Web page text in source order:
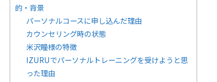
的・背景
パーソナルコースに申し込んだ理由
カウンセリング時の状態
米沢瞳様の特徴
IZURUでパーソナルトレーニングを受けようと思
った理由